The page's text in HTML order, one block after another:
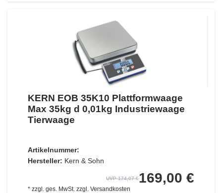
KERN EOB 35K10 Plattformwaage
Max 35kg d 0,01kg Industriewaage
Tierwaage
Artikelnummer:
Hersteller: Kern & Sohn
UVP 174,07 €169,00 €
* zzgl. ges. MwSt.zzgl. Versandkosten